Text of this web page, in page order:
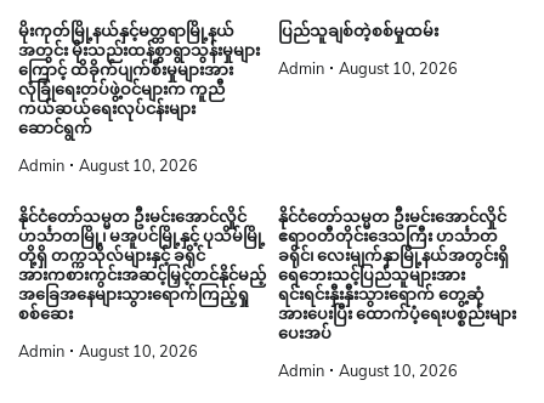
မိုးကုတ်မြို့နယ်နှင့်မတ္တရာမြို့နယ်
အတွင်း မိုးသည်းထန်စွာရွာသွန်းမှုများ
ကြောင့် ထိခိုက်ပျက်စီးမှုများအား
လုံခြုံရေးတပ်ဖွဲ့ဝင်များက ကူညီ
ကယ်ဆယ်ရေးလုပ်ငန်းများ
ဆောင်ရွက်
Admin August 10, 2026
ပြည်သူချစ်တဲ့စစ်မှုထမ်း
Admin August 10, 2026
နိုင်ငံတော်သမ္မတ ဦးမင်းအောင်လှိုင်
ဟင်္သာတမြို့၊ မအူပင်မြို့နှင့် ပုသိမ်မြို့
တို့ရှိ တက္ကသိုလ်များနှင့် ခရိုင်
အားကစားကွင်းအဆင့်မြှင့်တင်နိုင်မည့်
အခြေအနေများသွားရောက်ကြည့်ရှု
စစ်ဆေး
Admin August 10, 2026
နိုင်ငံတော်သမ္မတ ဦးမင်းအောင်လှိုင်
ဧရာဝတီတိုင်းဒေသကြီး ဟင်္သာတ
ခရိုင်၊ လေးမျက်နှာမြို့နယ်အတွင်းရှိ
ရေဘေးသင့်ပြည်သူများအား
ရင်းရင်းနှီးနှီးသွားရောက် တွေ့ဆုံ
အားပေးပြီး ထောက်ပံ့ရေးပစ္စည်းများ
ပေးအပ်
Admin August 10, 2026